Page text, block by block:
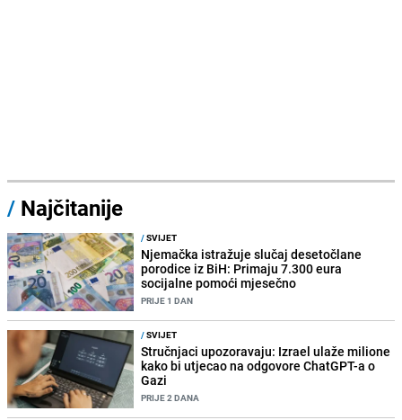
/ Najčitanije
/SVIJET
Njemačka istražuje slučaj desetočlane
porodice iz BiH: Primaju 7.300 eura
socijalne pomoći mjesečno
PRIJE 1 DAN
/SVIJET
Stručnjaci upozoravaju: Izrael ulaže milione
kako bi utjecao na odgovore ChatGPT-a o
Gazi
PRIJE 2 DANA